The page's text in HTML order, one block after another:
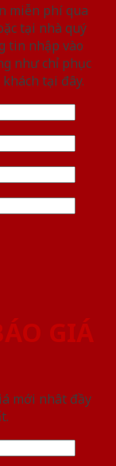
miễn phí qua
tại nhà quý
tin nhập vào
như chỉ phục
tại đây.
GIÁ
mới nhât đầy